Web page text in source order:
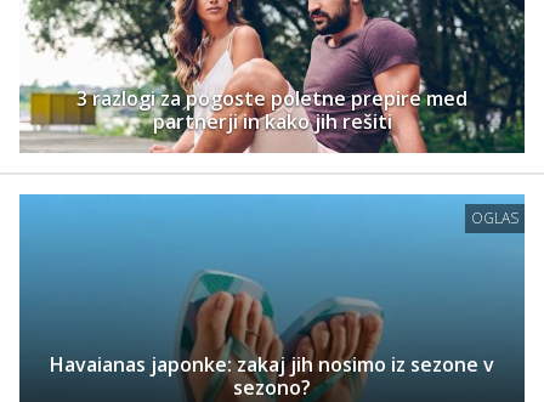
3 razlogi za pogoste poletne prepire med
partnerji in kako jih rešiti
OGLAS
Havaianas japonke: zakaj jih nosimo iz sezone v
sezono?